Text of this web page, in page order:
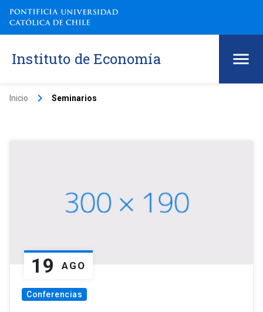
Instituto de Economía
Inicio keyboard_arrow_right Seminarios
19 AGO
Conferencias